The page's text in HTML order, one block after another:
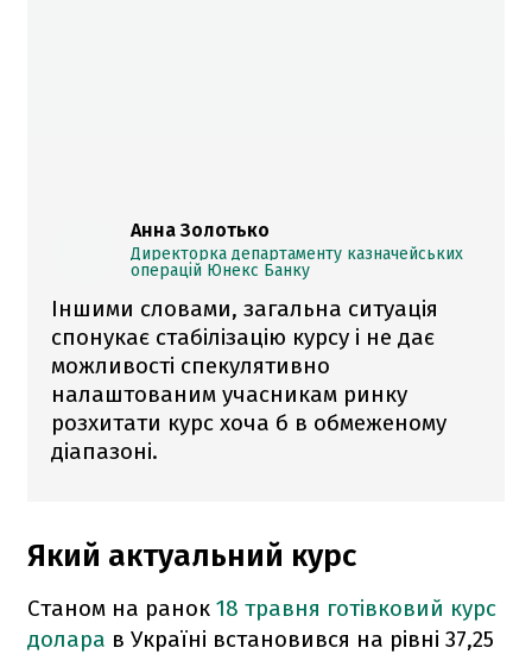
Анна Золотько
Директорка департаменту казначейських
операцій Юнекс Банку
Іншими словами, загальна ситуація
спонукає стабілізацію курсу і не дає
можливості спекулятивно
налаштованим учасникам ринку
розхитати курс хоча б в обмеженому
діапазоні.
Який актуальний курс
Станом на ранок 18 травня готівковий курс
долара в Україні встановився на рівні 37,25